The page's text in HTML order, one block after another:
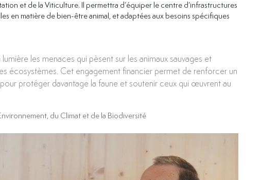
et de la Viticulture. Il permettra d’équiper le centre d’infrastructures
en matière de bien-être animal, et adaptées aux besoins spécifiques
les menaces qui pèsent sur les animaux sauvages et
écosystèmes. Cet engagement financier permet de renforcer un
protéger davantage la faune et soutenir ceux qui œuvrent au
du Climat et de la Biodiversité